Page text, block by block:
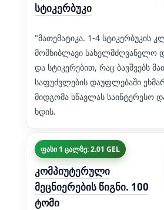
სტიკერბუკი
"მათემატიკა. 1-4 სტიკერბუკის
მომხიბლავი სახელმძღვანელო
და სტიკერებით, რაც ბავშვებს
საფუძვლების დაუფლებაში
მიდგომა სწავლას საინტერესო
ხდის.
ფასი 1 ცალზე: 2.01 GEL
კომპიუტერული
მეცნიერების წიგნი. 100
ტომი